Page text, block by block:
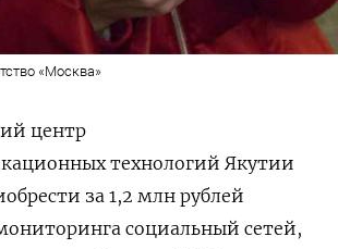
«Москва»
центр
технологий Якутии
за 1,2 млн рублей
социальный сетей,